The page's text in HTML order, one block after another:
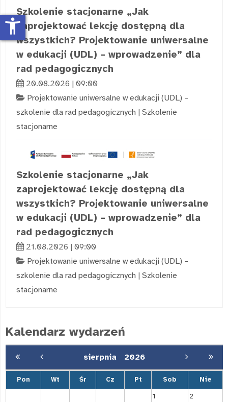
Szkolenie stacjonarne „Jak
zaprojektować lekcję dostępną dla
wszystkich? Projektowanie uniwersalne
w edukacji (UDL) – wprowadzenie” dla
rad pedagogicznych
20.08.2026 | 09:00
Projektowanie uniwersalne w edukacji (UDL) –
szkolenie dla rad pedagogicznych | Szkolenie
stacjonarne
Szkolenie stacjonarne „Jak
zaprojektować lekcję dostępną dla
wszystkich? Projektowanie uniwersalne
w edukacji (UDL) – wprowadzenie” dla
rad pedagogicznych
21.08.2026 | 09:00
Projektowanie uniwersalne w edukacji (UDL) –
szkolenie dla rad pedagogicznych | Szkolenie
stacjonarne
Kalendarz wydarzeń
sierpnia 2026
Pon Wt Śr Cz Pt Sob Nie
1
2
accessibility_new